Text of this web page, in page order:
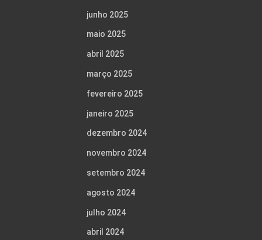
junho 2025
maio 2025
abril 2025
março 2025
fevereiro 2025
janeiro 2025
dezembro 2024
novembro 2024
setembro 2024
agosto 2024
julho 2024
abril 2024